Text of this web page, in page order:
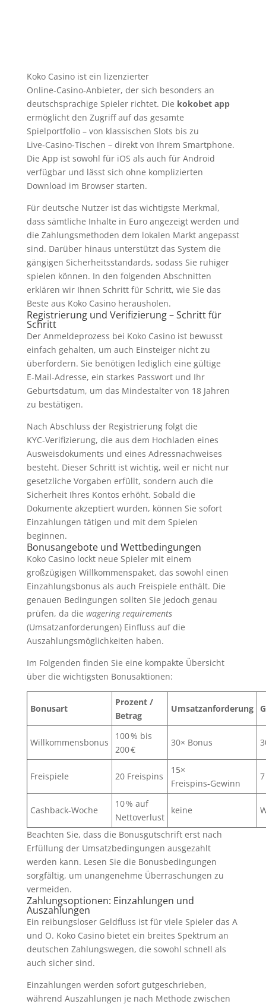
Koko Casino ist ein lizenzierter
Online‑Casino‑Anbieter, der sich besonders an
deutschsprachige Spieler richtet. Die kokobet app
ermöglicht den Zugriff auf das gesamte
Spielportfolio – von klassischen Slots bis zu
Live‑Casino‑Tischen – direkt von Ihrem Smartphone.
Die App ist sowohl für iOS als auch für Android
verfügbar und lässt sich ohne komplizierten
Download im Browser starten.
Für deutsche Nutzer ist das wichtigste Merkmal,
dass sämtliche Inhalte in Euro angezeigt werden und
die Zahlungsmethoden dem lokalen Markt angepasst
sind. Darüber hinaus unterstützt das System die
gängigen Sicherheitsstandards, sodass Sie ruhiger
spielen können. In den folgenden Abschnitten
erklären wir Ihnen Schritt für Schritt, wie Sie das
Beste aus Koko Casino herausholen.
Registrierung und Verifizierung – Schritt für
Schritt
Der Anmeldeprozess bei Koko Casino ist bewusst
einfach gehalten, um auch Einsteiger nicht zu
überfordern. Sie benötigen lediglich eine gültige
E‑Mail‑Adresse, ein starkes Passwort und Ihr
Geburtsdatum, um das Mindestalter von 18 Jahren
zu bestätigen.
Nach Abschluss der Registrierung folgt die
KYC‑Verifizierung, die aus dem Hochladen eines
Ausweisdokuments und eines Adressnachweises
besteht. Dieser Schritt ist wichtig, weil er nicht nur
gesetzliche Vorgaben erfüllt, sondern auch die
Sicherheit Ihres Kontos erhöht. Sobald die
Dokumente akzeptiert wurden, können Sie sofort
Einzahlungen tätigen und mit dem Spielen
beginnen.
Bonusangebote und Wettbedingungen
Koko Casino lockt neue Spieler mit einem
großzügigen Willkommenspaket, das sowohl einen
Einzahlungsbonus als auch Freispiele enthält. Die
genauen Bedingungen sollten Sie jedoch genau
prüfen, da die wagering requirements
(Umsatzanforderungen) Einfluss auf die
Auszahlungsmöglichkeiten haben.
Im Folgenden finden Sie eine kompakte Übersicht
über die wichtigsten Bonusaktionen:
Bonusart
Prozent /
Betrag
Umsatzanforderung
Willkommensbonus
100 % bis
200 €
30× Bonus
Freispiele 20 Freispins
15×
Freispins‑Gewinn
Cashback‑Woche
10 % auf
Nettoverlust
keine
Beachten Sie, dass die Bonusgutschrift erst nach
Erfüllung der Umsatzbedingungen ausgezahlt
werden kann. Lesen Sie die Bonusbedingungen
sorgfältig, um unangenehme Überraschungen zu
vermeiden.
Zahlungsoptionen: Einzahlungen und
Auszahlungen
Ein reibungsloser Geldfluss ist für viele Spieler das A
und O. Koko Casino bietet ein breites Spektrum an
deutschen Zahlungswegen, die sowohl schnell als
auch sicher sind.
Einzahlungen werden sofort gutgeschrieben,
während Auszahlungen je nach Methode zwischen